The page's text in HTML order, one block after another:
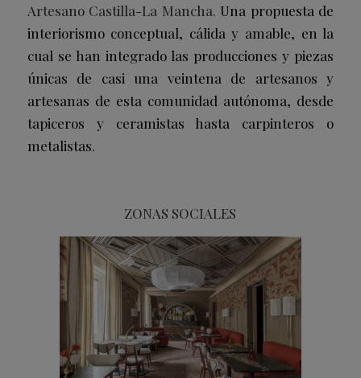
Artesano Castilla-La Mancha. Una propuesta de
interiorismo conceptual, cálida y amable, en la
cual se han integrado las producciones y piezas
únicas de casi una veintena de artesanos y
artesanas de esta comunidad autónoma, desde
tapiceros y ceramistas hasta carpinteros o
metalistas.
ZONAS SOCIALES